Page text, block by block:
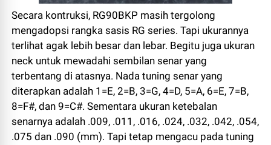
Secara kontruksi, RG90BKP masih tergolong
mengadopsi rangka sasis RG series. Tapi ukurannya
terlihat agak lebih besar dan lebar. Begitu juga ukuran
neck untuk mewadahi sembilan senar yang
terbentang di atasnya. Nada tuning senar yang
diterapkan adalah 1=E, 2=B, 3=G, 4=D, 5=A, 6=E, 7=B,
8=F#, dan 9=C#. Sementara ukuran ketebalan
senarnya adalah .009, .011, .016, .024, .032, .042, .054,
.075 dan .090 (mm). Tapi tetap mengacu pada tuning